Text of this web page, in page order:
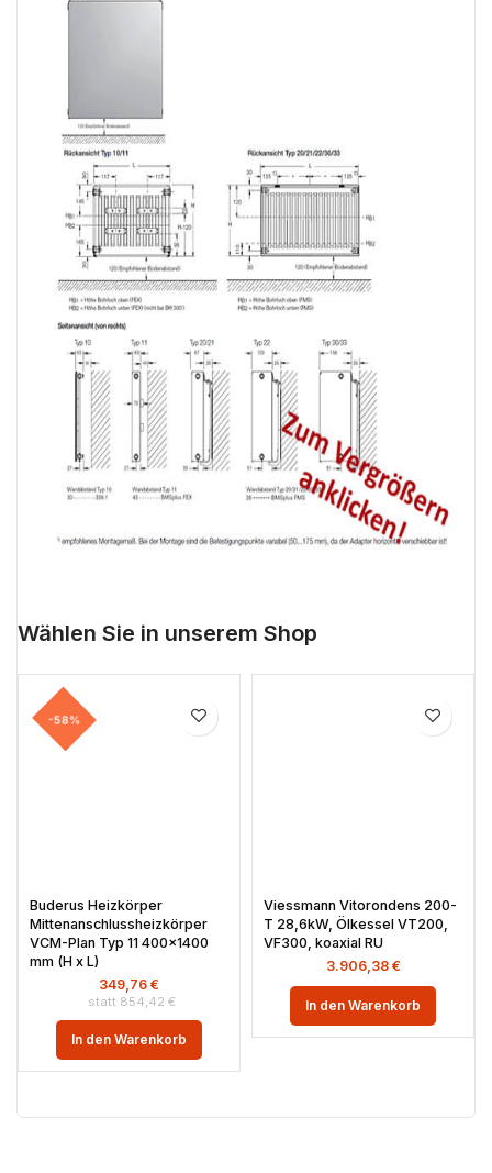
Wählen Sie in unserem Shop
-58%
Buderus Heizkörper
Mittenanschlussheizkörper
VCM-Plan Typ 11 400×1400
mm (H x L)
854,42 €
349,76 €
In den Warenkorb
Viessmann Vitorondens 200-
T 28,6kW, Ölkessel VT200,
VF300, koaxial RU
3.906,38 €
In den Warenkorb